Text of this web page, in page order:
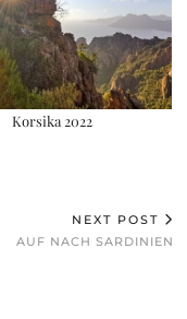
Korsika 2022
NEXT POST
AUF NACH SARDINIEN